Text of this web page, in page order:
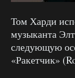
Том Харди
музыканта
следующую
«Ракетчик»